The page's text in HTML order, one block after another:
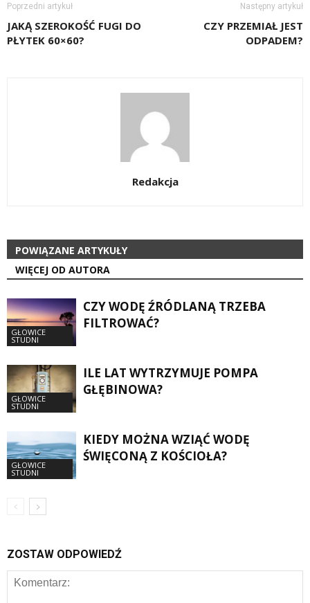
Poprzedni artykuł
JAKĄ SZEROKOŚĆ FUGI DO
PŁYTEK 60×60?
Następny artykuł
CZY PRZEMIAŁ JEST
ODPADEM?
Redakcja
POWIĄZANE ARTYKUŁY
WIĘCEJ OD AUTORA
GŁOWICE
STUDNI
CZY WODĘ ŹRÓDLANĄ TRZEBA
FILTROWAĆ?
GŁOWICE
STUDNI
ILE LAT WYTRZYMUJE POMPA
GŁĘBINOWA?
GŁOWICE
STUDNI
KIEDY MOŻNA WZIĄĆ WODĘ
ŚWIĘCONĄ Z KOŚCIOŁA?
ZOSTAW ODPOWIEDŹ